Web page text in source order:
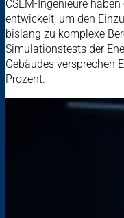
CSEM-Ingenieure
entwickelt, um den
bislang zu komplexe
Simulationstests der
Gebäudes versprechen
Prozent.